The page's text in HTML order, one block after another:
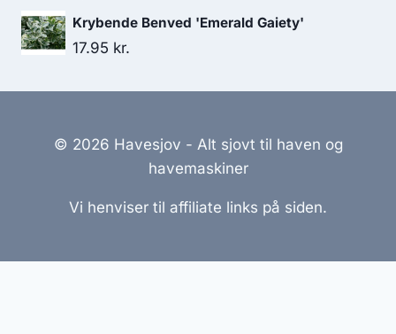
Krybende Benved 'Emerald Gaiety'
17.95 kr.
© 2026 Havesjov - Alt sjovt til haven og
havemaskiner
Vi henviser til affiliate links på siden.